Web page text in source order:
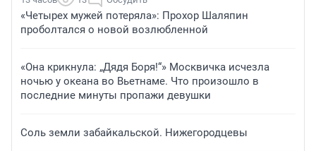
«Четырех мужей потеряла»: Прохор Шаляпин
проболтался о новой возлюбленной
«Она крикнула: „Дядя Боря!“» Москвичка исчезла
ночью у океана во Вьетнаме. Что произошло в
последние минуты пропажи девушки
Соль земли забайкальской. Нижегородцевы